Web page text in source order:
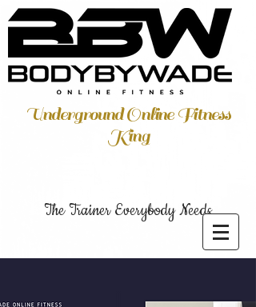
Underground Online Fitness
King
The Trainer Everybody Needs